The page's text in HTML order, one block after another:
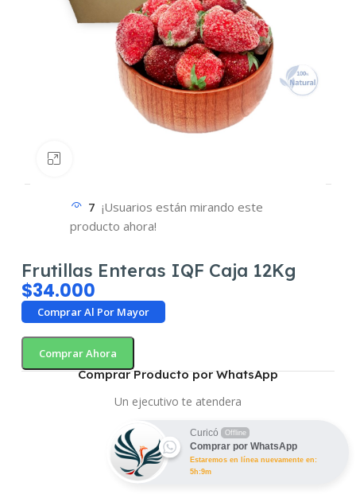
7 ¡Usuarios están mirando este
producto ahora!
Frutillas Enteras IQF Caja 12Kg
$34.000
Comprar Al Por Mayor
Comprar Ahora
Comprar Producto por WhatsApp
Un ejecutivo te atendera
Curicó Offline
Comprar por WhatsApp
Estaremos en línea nuevamente en:
5h:9m